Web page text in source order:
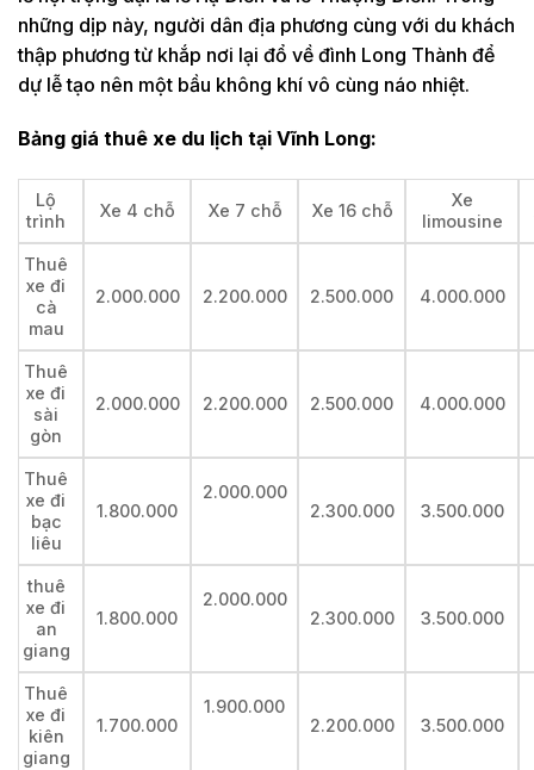
những dịp này, người dân địa phương cùng với du khách
thập phương từ khắp nơi lại đổ về đình Long Thành để
dự lễ tạo nên một bầu không khí vô cùng náo nhiệt.
Bảng giá thuê xe du lịch tại Vĩnh Long:
Lộ
trình
Xe 4 chỗ Xe 7 chỗ Xe 16 chỗ
Xe
limousine
Thuê
xe đi
cà
mau
2.000.000 2.200.000 2.500.000 4.000.000
Thuê
xe đi
sài
gòn
2.000.000 2.200.000 2.500.000 4.000.000
Thuê
xe đi
bạc
liêu
1.800.000
2.000.000
2.300.000
3.500.000
thuê
xe đi
an
giang
1.800.000
2.000.000
2.300.000
3.500.000
Thuê
xe đi
kiên
giang
1.700.000
1.900.000
2.200.000
3.500.000